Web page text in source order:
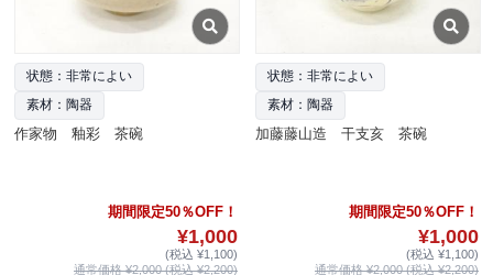
状態：非常によい
素材：陶器
作家物 釉彩 茶碗
期間限定50％OFF！
¥1,000
(税込 ¥1,100)
通常価格 ¥2,000 (税込 ¥2,200)
状態：非常によい
素材：陶器
加藤藤山造 干支亥 茶碗
期間限定50％OFF！
¥1,000
(税込 ¥1,100)
通常価格 ¥2,000 (税込 ¥2,200)